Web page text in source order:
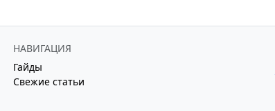
НАВИГАЦИЯ
Гайды
Свежие статьи